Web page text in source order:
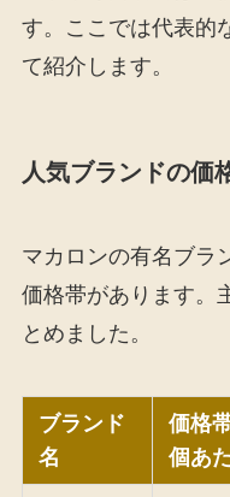
す。ここでは代表的
て紹介します。
人気ブランドの価
マカロンの有名ブラ
価格帯があります。
とめました。
ブランド
名
価格
個あ